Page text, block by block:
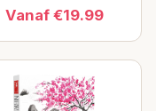
Vanaf €19.99